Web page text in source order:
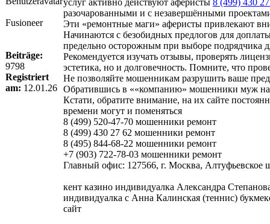
Fusioneer
Beiträge:
9798
Registriert
am: 12.01.26
разочарованными и с незавершёнными
Эти «ремонтные маги» аферисты привлекают
Начинаются с безобидных предлогов для
предельно осторожным при выборе подрядчика
Рекомендуется изучать отзывы, проверять
эстетика, но и долговечность. Помните, что
Не позволяйте мошенникам разрушить ваше
Обратившись в ««компанию» мошенники муж на
Кстати, обратите внимание, на их сайте
времени могут и поменяться
8 (499) 520-47-70 мошенники ремонт
8 (499) 430 27 62 мошенники ремонт
8 (495) 844-68-22 мошенники ремонт
+7 (903) 722-78-03 мошенники ремонт
Главный офис: 127566, г. Москва, Алтуфьевское
кент казино индивидуалка Александра
индивидуалка с Анна Калинская (теннис)
сайт